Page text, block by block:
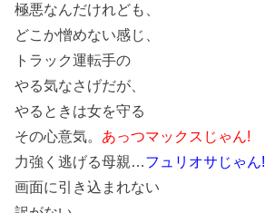
極悪なんだけれども、
どこか憎めない感じ、
トラック運転手の
やる気なさげだが、
やるときは女を守る
その心意気。 あっつマックスじゃん!
力強く逃げる母親…フュリオサじゃん!
画面に引き込まれない